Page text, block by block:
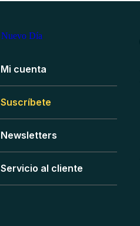
Mi cuenta
Suscríbete
Newsletters
Servicio al cliente